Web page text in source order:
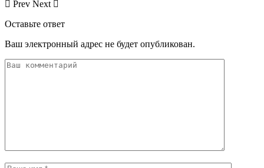
Prev Next
Оставьте ответ
Ваш электронный адрес не будет опубликован.